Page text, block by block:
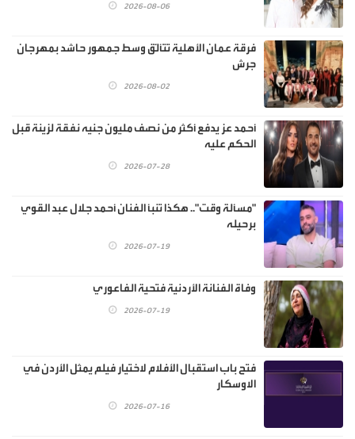
2026-08-06
فرقة عمان الأهلية تتألّق وسط جمهور حاشد بمهرجان
جرش
2026-08-02
أحمد عز يدفع أكثر من نصف مليون جنيه نفقة لزينة قبل
الحكم عليه
2026-07-28
"مسألة وقت".. هكذا تنبأ الفنان أحمد جلال عبد القوي
برحيله
2026-07-19
وفاة الفنانة الأردنية فتحية الفاعوري
2026-07-19
فتح باب استقبال الأفلام لاختيار فيلم يمثل الأردن في
الاوسكار
2026-07-16